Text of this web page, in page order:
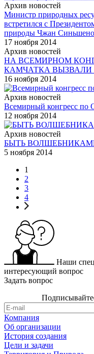
Архив новостей
Министр природных
встретился с
природы Чжан
17 ноября 2014
Архив новостей
НА ВСЕМИРНОМ
КАМЧАТКА ВЫЗВАЛИ
16 ноября 2014
Архив новостей
Всемирный конгресс
12 ноября 2014
Архив новостей
БЫТЬ
5 ноября 2014
1
2
3
4
Наши
интересующий вопрос
Задать вопрос
Компания
Об организации
История создания
Цели и задачи